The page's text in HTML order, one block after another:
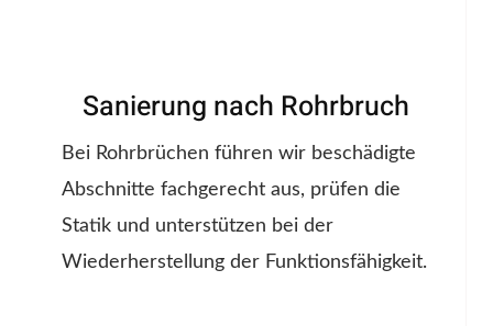
Sanierung nach Rohrbruch
Bei Rohrbrüchen führen wir beschädigte
Abschnitte fachgerecht aus, prüfen die
Statik und unterstützen bei der
Wiederherstellung der Funktionsfähigkeit.